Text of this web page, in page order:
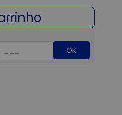
OK